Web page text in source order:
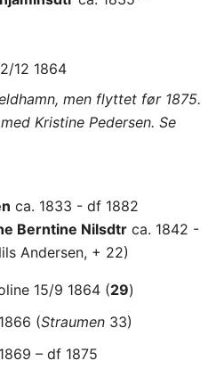
12 1864
men flyttet før 1875.
Kristine Pedersen. Se
ca. 1833 - df 1882
Berntine Nilsdtr ca. 1842 -
Andersen, + 22)
15/9 1864 (29)
(Straumen 33)
– df 1875